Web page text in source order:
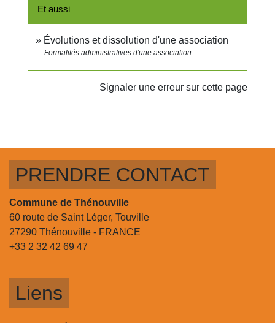
Et aussi
Évolutions et dissolution d'une association
Formalités administratives d'une association
Signaler une erreur sur cette page
PRENDRE CONTACT
Commune de Thénouville
60 route de Saint Léger, Touville
27290 Thénouville - FRANCE
+33 2 32 42 69 47
Liens